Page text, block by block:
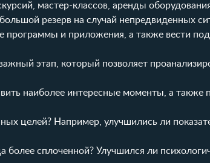
мастер-классов, аренды
резерв на случай непредвиденных
программы и приложения, а также вести
этап, который позволяет
наиболее интересные моменты, а также
целей? Например, улучшились ли
более сплоченной? Улучшился ли